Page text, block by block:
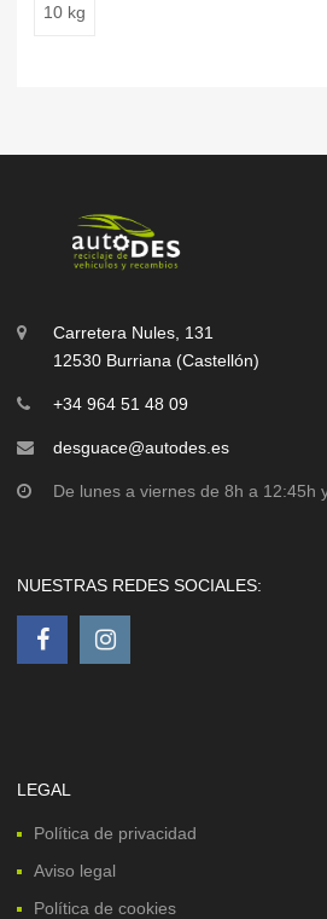
10 kg
Carretera Nules, 131
12530 Burriana (Castellón)
+34 964 51 48 09
desguace@autodes.es
De lunes a viernes de 8h a 12:45h
NUESTRAS REDES SOCIALES:
LEGAL
Política de privacidad
Aviso legal
Política de cookies